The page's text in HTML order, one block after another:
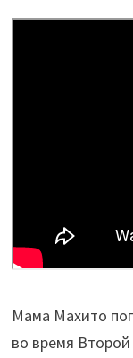
Мама Махито
во время